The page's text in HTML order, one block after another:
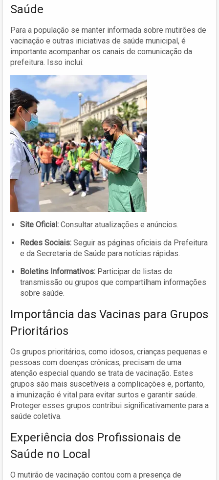
Saúde
Para a população se manter informada sobre mutirões de
vacinação e outras iniciativas de saúde municipal, é
importante acompanhar os canais de comunicação da
prefeitura. Isso inclui:
Site Oficial: Consultar atualizações e anúncios.
Redes Sociais: Seguir as páginas oficiais da Prefeitura
e da Secretaria de Saúde para notícias rápidas.
Boletins Informativos: Participar de listas de
transmissão ou grupos que compartilham informações
sobre saúde.
Importância das Vacinas para Grupos
Prioritários
Os grupos prioritários, como idosos, crianças pequenas e
pessoas com doenças crônicas, precisam de uma
atenção especial quando se trata de vacinação. Estes
grupos são mais suscetíveis a complicações e, portanto,
a imunização é vital para evitar surtos e garantir saúde.
Proteger esses grupos contribui significativamente para a
saúde coletiva.
Experiência dos Profissionais de
Saúde no Local
O mutirão de vacinação contou com a presença de